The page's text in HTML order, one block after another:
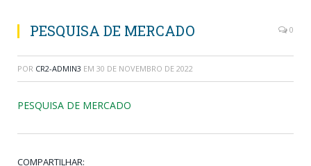
PESQUISA DE MERCADO 0
POR CR2-ADMIN3 EM 30 DE NOVEMBRO DE 2022
PESQUISA DE MERCADO
COMPARTILHAR: